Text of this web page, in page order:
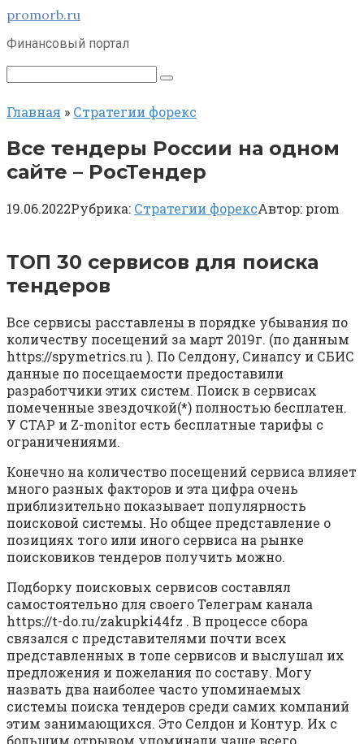
Перейти
контенту
promorb.ru
Финансовый портал
Поиск:
Главная » Стратегии форекс
Все тендеры России на одном
сайте – РосТендер
19.06.2022Рубрика: Стратегии форексАвтор: prom
ТОП 30 сервисов для поиска
тендеров ⁠ ⁠
Все сервисы расставлены в порядке убывания по
количеству посещений за март 2019г. (по данным
https://spymetrics.ru ). По Селдону, Синапсу и СБИС
данные по посещаемости предоставили
разработчики этих систем. Поиск в сервисах
помеченные звездочкой(*) полностью бесплатен.
У СТАР и Z-monitor есть бесплатные тарифы с
ограничениями.
Конечно на количество посещений сервиса влияет
много разных факторов и эта цифра очень
приблизительно показывает популярность
поисковой системы. Но общее представление о
позициях того или иного сервиса на рынке
поисковиков тендеров получить можно.
Подборку поисковых сервисов составлял
самостоятельно для своего Телеграм канала
https://t-do.ru/zakupki44fz . В процессе сбора
связался с представителями почти всех
представленных в топе сервисов и выслушал их
предложения и пожелания по составу. Могу
назвать два наиболее часто упоминаемых
системы поиска тендеров среди самих компаний
этим занимающихся. Это Селдон и Контур. Их с
большим отрывом упоминали чаще всего.